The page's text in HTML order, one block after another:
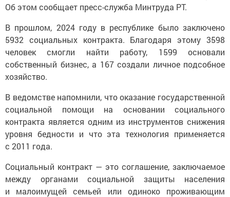
Об этом сообщает пресс-служба Минтруда РТ.
В прошлом, 2024 году в республике было заключено
5932 социальных контракта. Благодаря этому 3598
человек смогли найти работу, 1599 основали
собственный бизнес, а 167 создали личное подсобное
хозяйство.
В ведомстве напомнили, что оказание государственной
социальной помощи на основании социального
контракта является одним из инструментов снижения
уровня бедности и что эта технология применяется
с 2011 года.
Социальный контракт — это соглашение, заключаемое
между органами социальной защиты населения
и малоимущей семьей или одиноко проживающим